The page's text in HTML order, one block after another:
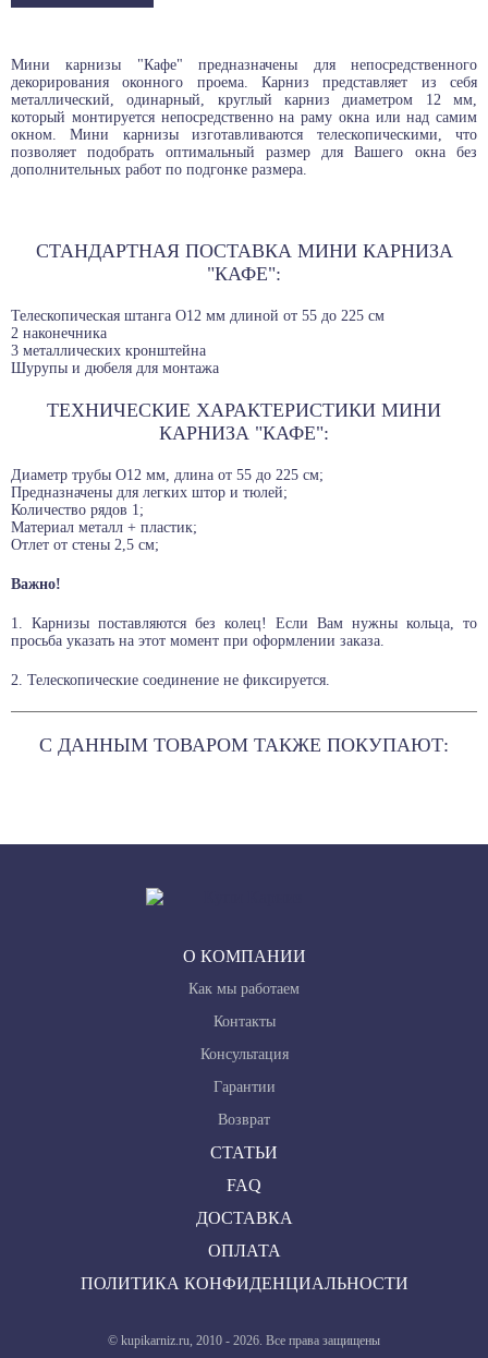
Мини карнизы "Кафе" предназначены для непосредственного
декорирования оконного проема. Карниз представляет из себя
металлический, одинарный, круглый карниз диаметром 12 мм,
который монтируется непосредственно на раму окна или над самим
окном. Мини карнизы изготавливаются телескопическими, что
позволяет подобрать оптимальный размер для Вашего окна без
дополнительных работ по подгонке размера.
СТАНДАРТНАЯ ПОСТАВКА МИНИ КАРНИЗА
"КАФЕ":
Телескопическая штанга O12 мм длиной от 55 до 225 см
2 наконечника
3 металлических кронштейна
Шурупы и дюбеля для монтажа
ТЕХНИЧЕСКИЕ ХАРАКТЕРИСТИКИ МИНИ
КАРНИЗА "КАФЕ":
Диаметр трубы O12 мм, длина от 55 до 225 см;
Предназначены для легких штор и тюлей;
Количество рядов 1;
Материал металл + пластик;
Отлет от стены 2,5 см;
Важно!
1. Карнизы поставляются без колец! Если Вам нужны кольца, то
просьба указать на этот момент при оформлении заказа.
2. Телескопические соединение не фиксируется.
Написать отзыв
Оцените товар
Более детально со способами доставки можно ознакомитьсяздесь
C ДАННЫМ ТОВАРОМ ТАКЖЕ ПОКУПАЮТ:
О КОМПАНИИ
Как мы работаем
Контакты
Консультация
Гарантии
Возврат
СТАТЬИ
FAQ
ДОСТАВКА
ОПЛАТА
ПОЛИТИКА КОНФИДЕНЦИАЛЬНОСТИ
© kupikarniz.ru, 2010 - 2026. Все права защищены